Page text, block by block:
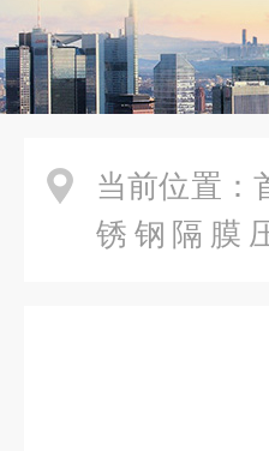
当前位置：
锈钢隔膜